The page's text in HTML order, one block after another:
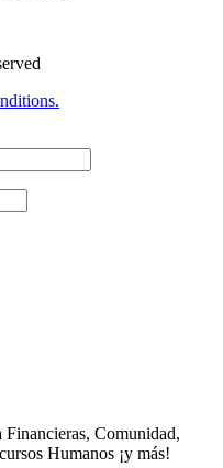
Comunidad,
Humanos ¡y más!